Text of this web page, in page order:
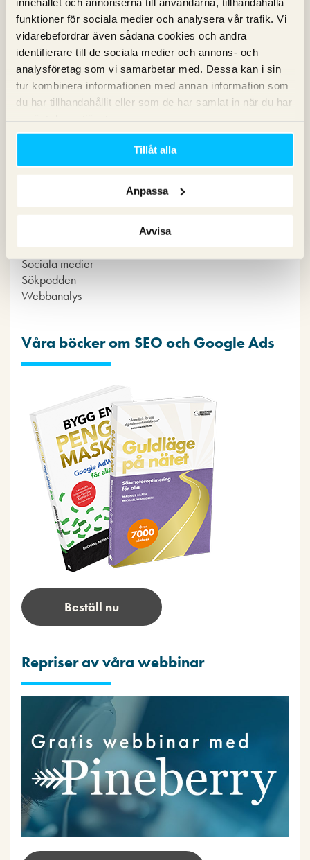
funktioner för sociala medier och analysera vår trafik. Vi
vidarebefordrar även sådana cookies och andra
identifierare till de sociala medier och annons- och
analysföretag som vi samarbetar med. Dessa kan i sin
tur kombinera informationen med annan information som
du har tillhandahållit eller som de har samlat in när du har
Tillåt alla
Anpassa
Avvisa
Kategorier
Copy
Sociala medier
Sökpodden
Webbanalys
Våra böcker om SEO och Google Ads
Beställ nu
Repriser av våra webbinar